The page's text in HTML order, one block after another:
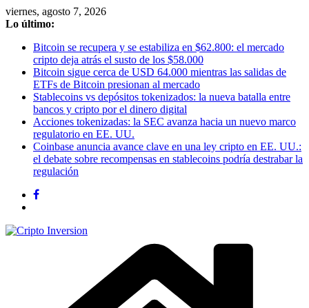
Saltar
al
viernes, agosto 7, 2026
Lo último:
Bitcoin se recupera y se estabiliza en $62.800: el mercado
cripto deja atrás el susto de los $58.000
Bitcoin sigue cerca de USD 64.000 mientras las salidas de
ETFs de Bitcoin presionan al mercado
Stablecoins vs depósitos tokenizados: la nueva batalla entre
bancos y cripto por el dinero digital
Acciones tokenizadas: la SEC avanza hacia un nuevo marco
regulatorio en EE. UU.
Coinbase anuncia avance clave en una ley cripto en EE. UU.:
el debate sobre recompensas en stablecoins podría destrabar la
regulación